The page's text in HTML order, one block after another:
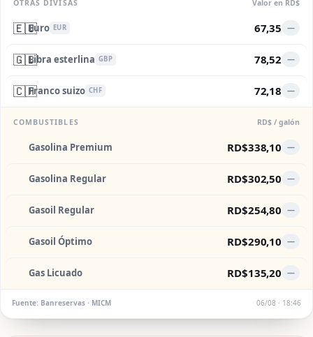
OTRAS DIVISAS Valor en RD$
🇪🇺Euro EUR 67,35 —
🇬🇧Libra esterlina GBP 78,52 —
🇨🇭Franco suizo CHF 72,18 —
COMBUSTIBLES RD$ / galón
Gasolina Premium RD$338,10 —
Gasolina Regular RD$302,50 —
Gasoil Regular RD$254,80 —
Gasoil Óptimo RD$290,10 —
Gas Licuado RD$135,20 —
Fuente: Banreservas · MICM 06/08 · 18:46